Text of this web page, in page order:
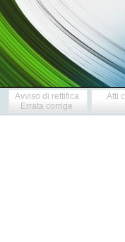
Avviso di rettifica
Errata corrige
Atti